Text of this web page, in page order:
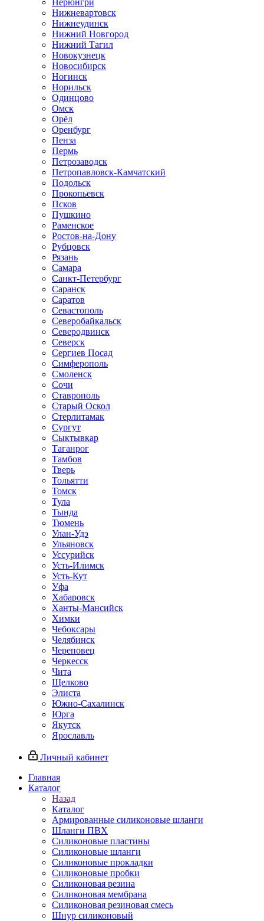
Нижневартовск
Нижнеудинск
Нижний Новгород
Нижний Тагил
Новокузнецк
Новосибирск
Ногинск
Норильск
Одинцово
Омск
Орёл
Оренбург
Пенза
Пермь
Петрозаводск
Петропавловск-Камчатский
Подольск
Прокопьевск
Псков
Пушкино
Раменское
Ростов-на-Дону
Рубцовск
Рязань
Самара
Санкт-Петербург
Саранск
Саратов
Севастополь
Северобайкальск
Северодвинск
Северск
Сергиев Посад
Симферополь
Смоленск
Сочи
Ставрополь
Старый Оскол
Стерлитамак
Сургут
Сыктывкар
Таганрог
Тамбов
Тверь
Тольятти
Томск
Тула
Тында
Тюмень
Улан-Удэ
Ульяновск
Уссурийск
Усть-Илимск
Усть-Кут
Уфа
Хабаровск
Ханты-Мансийск
Химки
Чебоксары
Челябинск
Череповец
Черкесск
Чита
Щелково
Элиста
Южно-Сахалинск
Юрга
Якутск
Ярославль
Личный кабинет
Главная
Каталог
Назад
Каталог
Армированные силиконовые шланги
Шланги ПВХ
Силиконовые пластины
Силиконовые шланги
Силиконовые прокладки
Силиконовые пробки
Силиконовая резина
Силиконовая мембрана
Силиконовая резиновая смесь
Шнур силиконовый